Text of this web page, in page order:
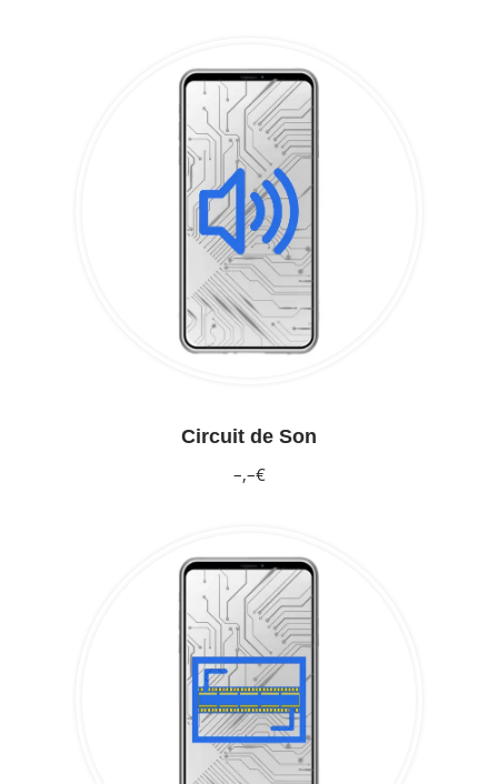
Circuit de Son
–,–€